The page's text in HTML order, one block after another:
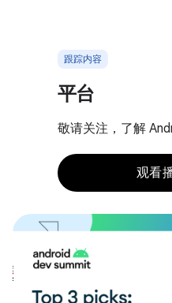
跟踪内容
平台
敬请关注，了解
观看